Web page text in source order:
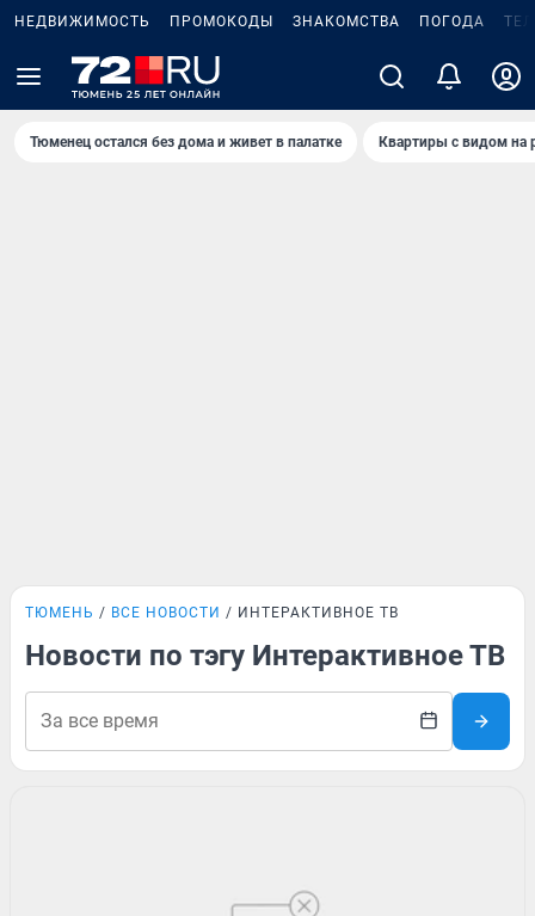
НЕДВИЖИМОСТЬ ПРОМОКОДЫ ЗНАКОМСТВА ПОГОДА
Тюменец остался без дома и живет в палатке Квартиры с видом на
ТЮМЕНЬ ВСЕ НОВОСТИ ИНТЕРАКТИВНОЕ ТВ
Новости по тэгу Интерактивное ТВ